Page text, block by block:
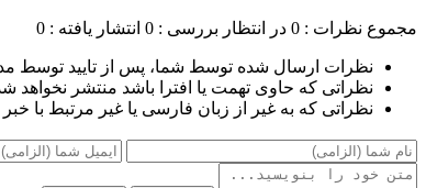
مجموع نظرات : 0 در انتظار بررسی : 0 انتشار یافته : 0
نظرات ارسال شده توسط شما، پس از تایید توسط
نظراتی که حاوی تهمت یا افترا باشد منتشر نخواهد
نظراتی که به غیر از زبان فارسی یا غیر مرتبط با